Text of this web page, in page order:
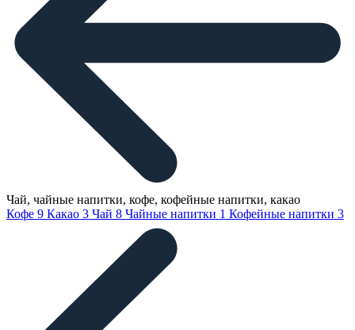
Чай, чайные напитки, кофе, кофейные напитки, какао
Кофе 9 Какао 3 Чай 8 Чайные напитки 1 Кофейные напитки 3